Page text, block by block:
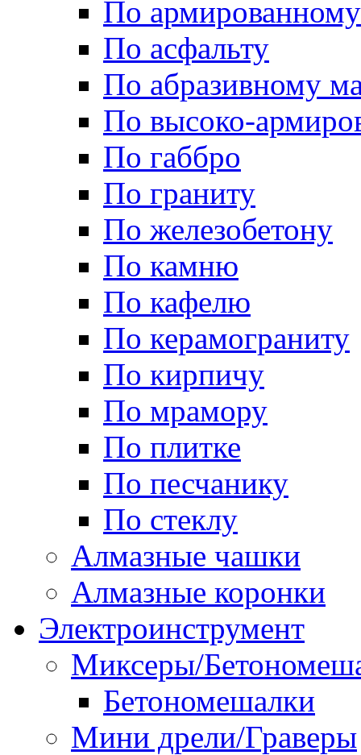
По
По асфальту
По абразивному
По высоко-
По габбро
По граниту
По железобетону
По камню
По кафелю
По керамограниту
По кирпичу
По мрамору
По плитке
По песчанику
По стеклу
Алмазные чашки
Алмазные коронки
Электроинструмент
Миксеры/
Бетономешалки
Мини дрели/Граверы